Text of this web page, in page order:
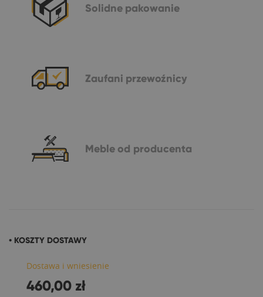
Solidne pakowanie
Zaufani przewoźnicy
Meble od producenta
• KOSZTY DOSTAWY
Dostawa i wniesienie
460,00 zł